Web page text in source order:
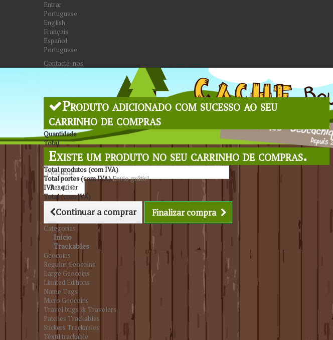
Entrar
Portuguese
English
Français
Español
Portuguese
Contacte-nos
Pesquisar
Produto adicionado com sucesso ao seu
carrinho de compras
Quantidade
Total
Existe um produto no seu carrinho de compras.
Total produtos (com IVA)
Total portes (com IVA)Envio grátis!
IVA0,00 €
Total (com IVA)
Continuar a comprar Finalizar compra
Categorias
Início
Trackables
Geocoins
Regular Geocoins
Large Geocoins
Limited Editions
Name Tags
Micro Geocoins
Travel bugs & Travelers
Patches Trackables
Stickers Trackables
Têxtil trackable